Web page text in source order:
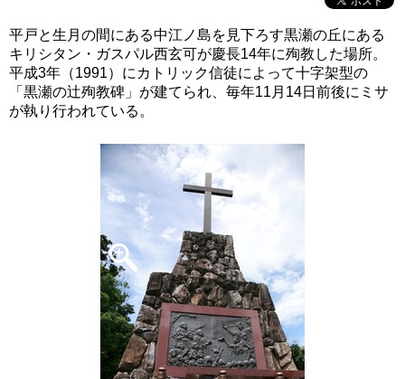
平戸と生月の間にある中江ノ島を見下ろす黒瀬の丘にある
キリシタン・ガスパル西玄可が慶長14年に殉教した場所。
平成3年（1991）にカトリック信徒によって十字架型の
「黒瀬の辻殉教碑」が建てられ、毎年11月14日前後にミサ
が執り行われている。